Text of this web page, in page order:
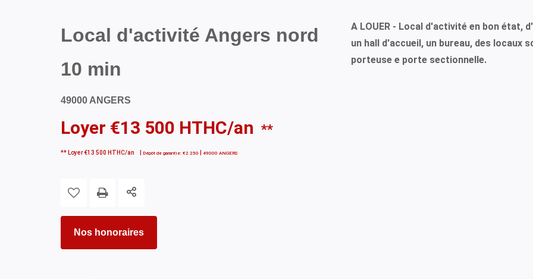
Local d'activité Angers nord
10 min
49000 ANGERS
Loyer €13 500 HTHC/an **
** Loyer €13 500 HTHC/an Dépôt de garantie: €2 250 49000 ANGERS
Nos honoraires
A LOUER - Local d'activité en bon état,
un hall d'accueil, un bureau, des locaux
porteuse e porte sectionnelle.